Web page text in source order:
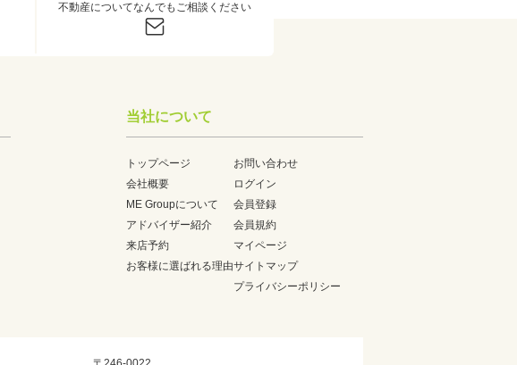
不動産についてなんでもご相談ください
当社について
トップページ
会社概要
ME Groupについて
アドバイザー紹介
来店予約
お客様に選ばれる理由
お問い合わせ
ログイン
会員登録
会員規約
マイページ
サイトマップ
プライバシーポリシー